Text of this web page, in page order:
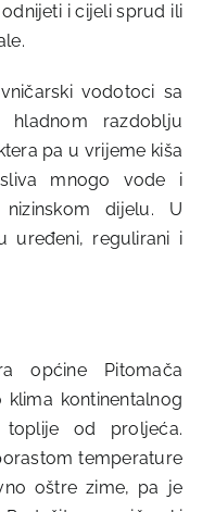
i cijeli sprud ili
vodotoci sa
hladnom razdoblju
pa u vrijeme kiša
mnogo vode i
dijelu. U
uređeni, regulirani i
općine Pitomača
kontinentalnog
od proljeća.
temperature
oštre zime, pa je